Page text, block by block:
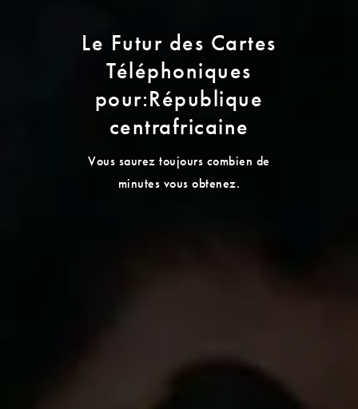
Le Futur des Cartes
Téléphoniques
pour:République
centrafricaine
Vous saurez toujours combien de
minutes vous obtenez.